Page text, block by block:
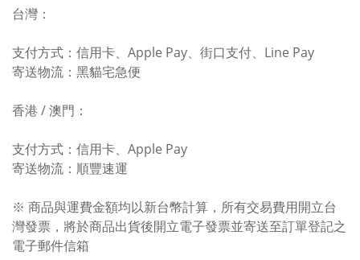
台灣：
支付方式：信用卡、Apple Pay、街口支付、Line Pay
寄送物流：黑貓宅急便
香港 / 澳門：
支付方式：信用卡、Apple Pay
寄送物流：順豐速運
※ 商品與運費金額均以新台幣計算，所有交易費用開立台
灣發票，將於商品出貨後開立電子發票並寄送至訂單登記之
電子郵件信箱